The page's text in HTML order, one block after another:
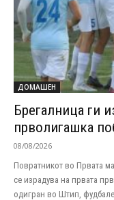
ДОМАШЕН
Брегалница ги
прволигашка
08/08/2026
Повратникот во Првата
се израдува на првата
одигран во Штип,